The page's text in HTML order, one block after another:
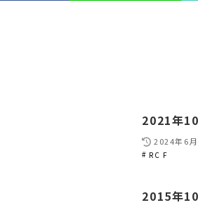
2021年
2024年6
RC F
2015年